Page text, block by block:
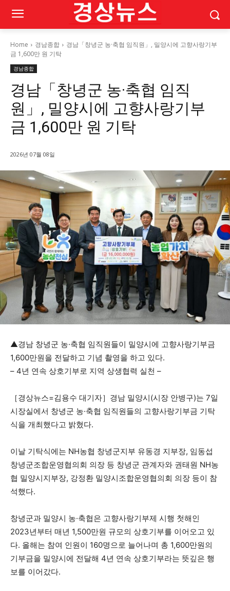
Home 경남종합
경남「창녕군 농·축협 임직원」, 밀양시에 고향사랑기부
금 1,600만 원 기탁
경남종합
경남「창녕군 농·축협 임직
원」, 밀양시에 고향사랑기부
금 1,600만 원 기탁
2026년 07월 08일
▲경남 창녕군 농·축협 임직원들이 밀양시에 고향사랑기부금
1,600만원을 전달하고 기념 촬영을 하고 있다.
– 4년 연속 상호기부로 지역 상생협력 실천 –
［경상뉴스=김용수 대기자］경남 밀양시(시장 안병구)는 7일
시장실에서 창녕군 농·축협 임직원들의 고향사랑기부금 기탁
식을 개최했다고 밝혔다.
이날 기탁식에는 NH농협 창녕군지부 유동경 지부장, 임동섭
창녕군조합운영협의회 의장 등 창녕군 관계자와 권태원 NH농
협 밀양시지부장, 강정환 밀양시조합운영협의회 의장 등이 참
석했다.
창녕군과 밀양시 농·축협은 고향사랑기부제 시행 첫해인
2023년부터 매년 1,500만원 규모의 상호기부를 이어오고 있
다. 올해는 참여 인원이 160명으로 늘어나며 총 1,600만원의
기부금을 밀양시에 전달해 4년 연속 상호기부라는 뜻깊은 행
보를 이어갔다.